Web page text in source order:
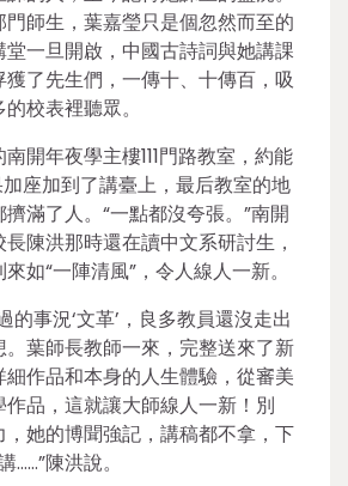
師生，葉嘉瑩只是個忽然而至的
一旦開啟，中國古詩詞與她講課
了先生們，一傳十、十傳百，吸
校表裡聽眾。
開年夜學主樓111門路教室，約能
座加到了講臺上，最后教室的地
滿了人。“一點都沒夸張。”南開
陳洪那時還在讀中文系研討生，
如“一陣清風”，令人線人一新。
的事況‘文革’，良多教員還沒走出
葉師長教師一來，完整送來了新
作品和本身的人生體驗，從審美
品，這就讓大師線人一新！別
她的博聞強記，講稿都不拿，下
……”陳洪說。